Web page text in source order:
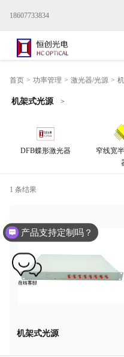
18607733834
首页 > 功率管理 > 激光器/光源 >
机架式光源 >
DFB蝶形激光器
窄线宽
1 条结果
机架式光源
产品支持定制吗？